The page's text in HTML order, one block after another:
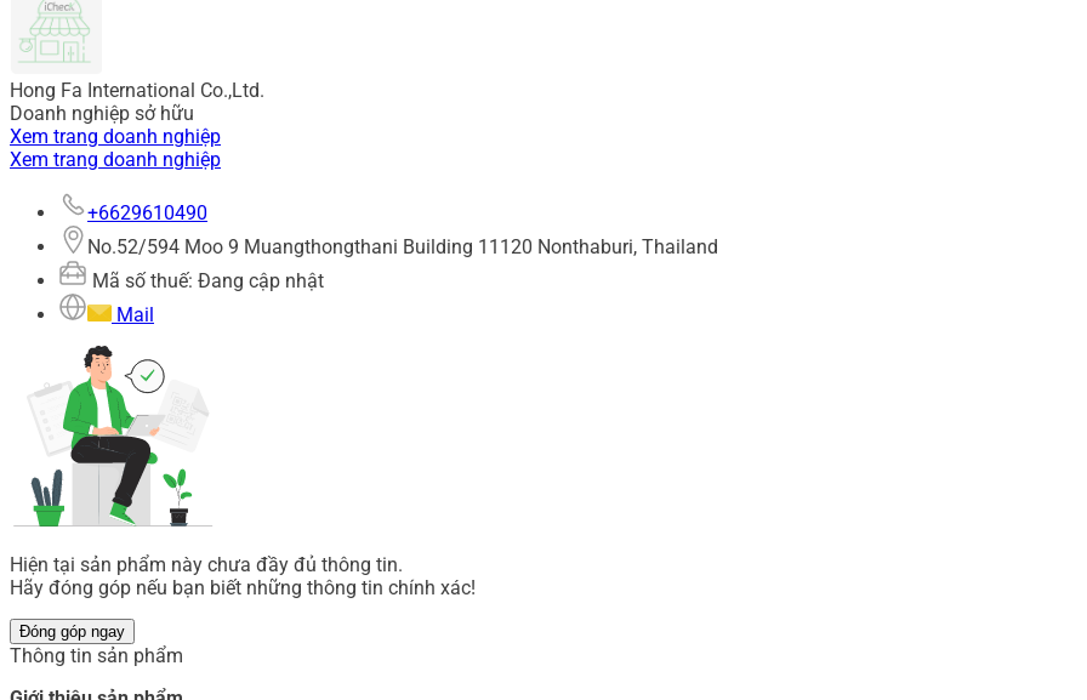
Hong Fa International Co.,Ltd.
Doanh nghiệp sở hữu
Xem trang doanh nghiệp
Xem trang doanh nghiệp
+6629610490
No.52/594 Moo 9 Muangthongthani Building 11120 Nonthaburi, Thailand
Mã số thuế: Đang cập nhật
Mail
Hiện tại sản phẩm này chưa đầy đủ thông tin.
Hãy đóng góp nếu bạn biết những thông tin chính xác!
Đóng góp ngay
Thông tin sản phẩm